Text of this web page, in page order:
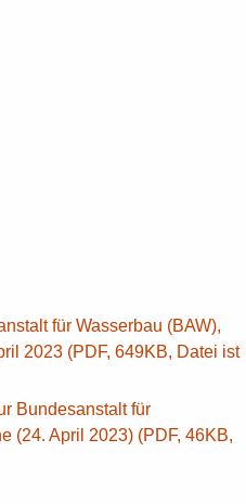
für Wasserbau (BAW),
2023 (PDF, 649KB, Datei ist
Bundesanstalt für
(24. April 2023) (PDF, 46KB,